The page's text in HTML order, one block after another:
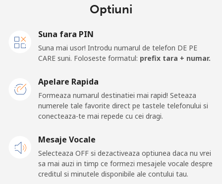
33 min pentru
Mobil
⁦€10⁩
Germany
Telefon fix ⁦1.1¢⁩
909 min pentru
⁦€10⁩
-
⁦1.4¢⁩
Ghana
Optiuni
Suna fara PIN
Suna mai usor! Introdu numarul de telefon DE PE
CARE suni. Foloseste formatul: prefix tara + numar.
Apelare Rapida
Formeaza numarul destinatiei mai rapid! Seteaza
numerele tale favorite direct pe tastele telefonului si
conecteaza-te mai repede cu cei dragi.
Mesaje Vocale
Selecteaza OFF si dezactiveaza optiunea daca nu vrei
sa mai auzi in timp ce formezi mesajele vocale despre
creditul si minutele disponibile ale contului tau.